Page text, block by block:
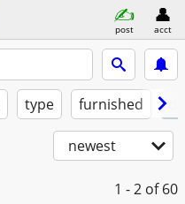
post acct
type furnished
newest
1 - 2 of 60